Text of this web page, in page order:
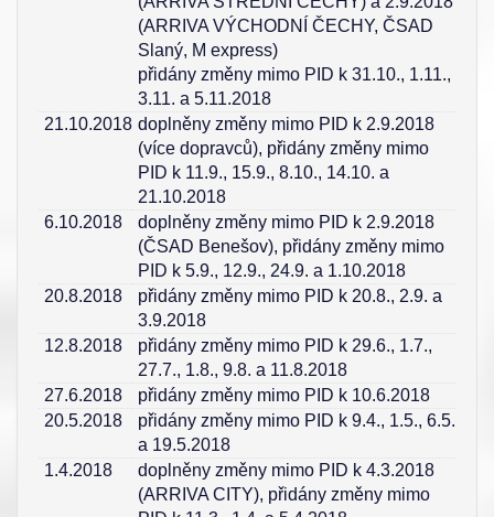
(ARRIVA VÝCHODNÍ ČECHY, ČSAD
Slaný, M express)
přidány změny mimo PID k 31.10., 1.11.,
3.11. a 5.11.2018
21.10.2018 doplněny změny mimo PID k 2.9.2018
(více dopravců), přidány změny mimo
PID k 11.9., 15.9., 8.10., 14.10. a
21.10.2018
6.10.2018
doplněny změny mimo PID k 2.9.2018
(ČSAD Benešov), přidány změny mimo
PID k 5.9., 12.9., 24.9. a 1.10.2018
20.8.2018
přidány změny mimo PID k 20.8., 2.9. a
3.9.2018
12.8.2018
přidány změny mimo PID k 29.6., 1.7.,
27.7., 1.8., 9.8. a 11.8.2018
27.6.2018
přidány změny mimo PID k 10.6.2018
20.5.2018
přidány změny mimo PID k 9.4., 1.5., 6.5.
a 19.5.2018
1.4.2018
doplněny změny mimo PID k 4.3.2018
(ARRIVA CITY), přidány změny mimo